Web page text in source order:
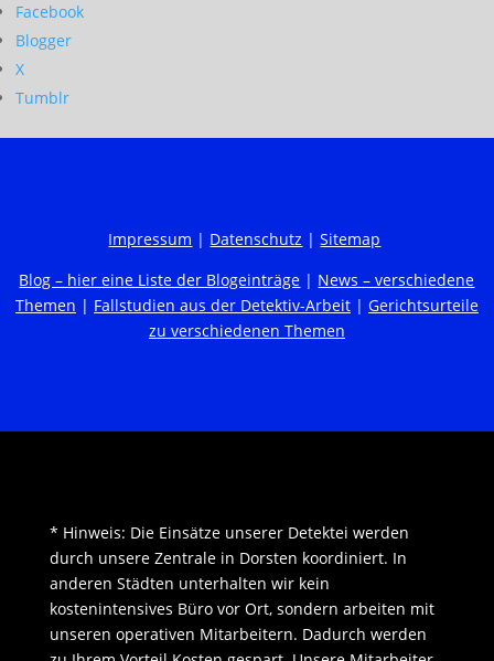
Facebook
Blogger
X
Tumblr
Impressum | Datenschutz |Sitemap
Blog – hier eine Liste der Blogeinträge | News – verschiedene
Themen | Fallstudien aus der Detektiv-Arbeit| Gerichtsurteile
zu verschiedenen Themen
* Hinweis: Die Einsätze unserer Detektei werden
durch unsere Zentrale in Dorsten koordiniert. In
anderen Städten unterhalten wir kein
kostenintensives Büro vor Ort, sondern arbeiten mit
unseren operativen Mitarbeitern. Dadurch werden